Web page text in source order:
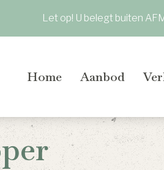
Let op! U belegt buiten
Home Aanbod